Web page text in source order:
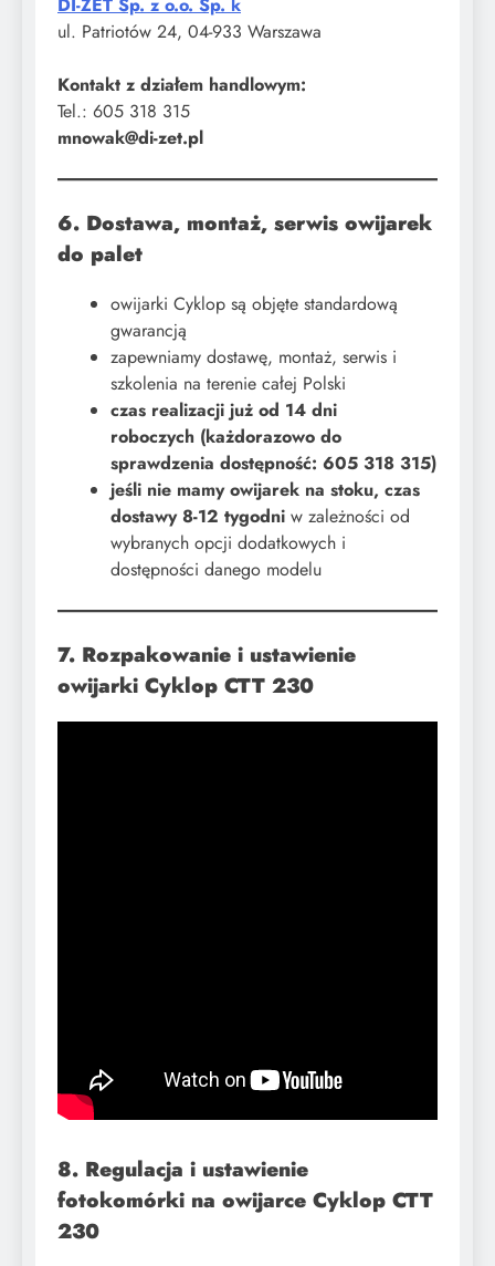
ul. Patriotów 24, 04-933 Warszawa
Kontakt z działem handlowym:
Tel.: 605 318 315
mnowak@di-zet.pl
6. Dostawa, montaż, serwis owijarek
do palet
owijarki Cyklop są objęte standardową
gwarancją
zapewniamy dostawę, montaż, serwis i
szkolenia na terenie całej Polski
​czas realizacji już od 14 dni
roboczych (każdorazowo do
sprawdzenia dostępność: 605 318 315)
jeśli nie mamy owijarek na stoku, czas
dostawy 8-12 tygodni w zależności od
wybranych opcji dodatkowych i
dostępności danego modelu​
7. Rozpakowanie i ustawienie
owijarki Cyklop CTT 230
8. Regulacja i ustawienie
fotokomórki na owijarce Cyklop CTT
230